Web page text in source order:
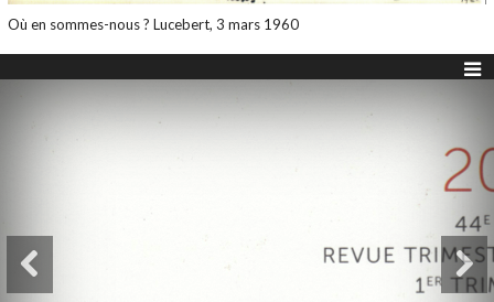
Où en sommes-nous ? Lucebert, 3 mars 1960